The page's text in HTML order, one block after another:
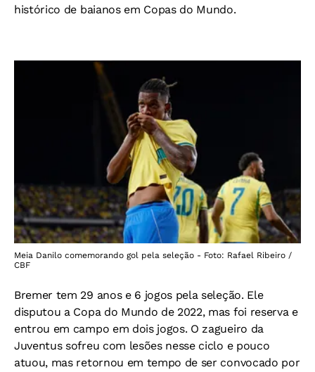
histórico de baianos em Copas do Mundo.
Meia Danilo comemorando gol pela seleção - Foto: Rafael Ribeiro /
CBF
Bremer tem 29 anos e 6 jogos pela seleção. Ele
disputou a Copa do Mundo de 2022, mas foi reserva e
entrou em campo em dois jogos. O zagueiro da
Juventus sofreu com lesões nesse ciclo e pouco
atuou, mas retornou em tempo de ser convocado por